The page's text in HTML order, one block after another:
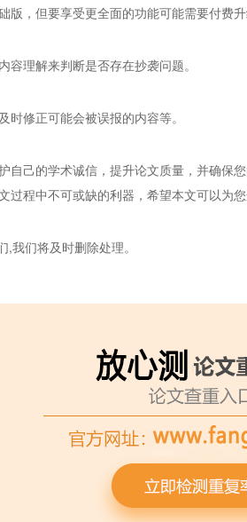
，但要享受更全面的功能可能需要付费升
理解来判断是否存在抄袭问题。
修正可能会被误报的内容等。
自己的学术诚信，提升论文质量，并确保
程中不可或缺的利器，希望本文可以为您
我们将及时删除处理。